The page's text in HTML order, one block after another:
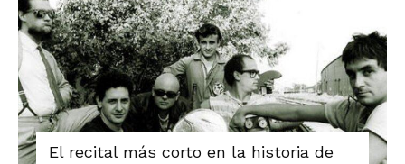
El recital más corto en la historia de